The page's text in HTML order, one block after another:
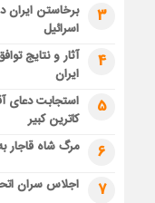
3
برخاستن ایران
اسرائیل
4
آثار و نتایج
ایران
5
استجابت دعای
کاترین کبیر
6 مرگ شاه قاجار
7 اجلاس سران